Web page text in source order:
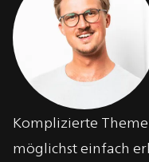
ÜberJohannes
Komplizierte
möglichst einfach